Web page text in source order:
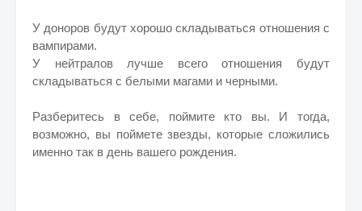
У доноров будут хорошо складываться отношения с
вампирами.
У нейтралов лучше всего отношения будут
складываться с белыми магами и черными.
Разберитесь в себе, поймите кто вы. И тогда,
возможно, вы поймете звезды, которые сложились
именно так в день вашего рождения.